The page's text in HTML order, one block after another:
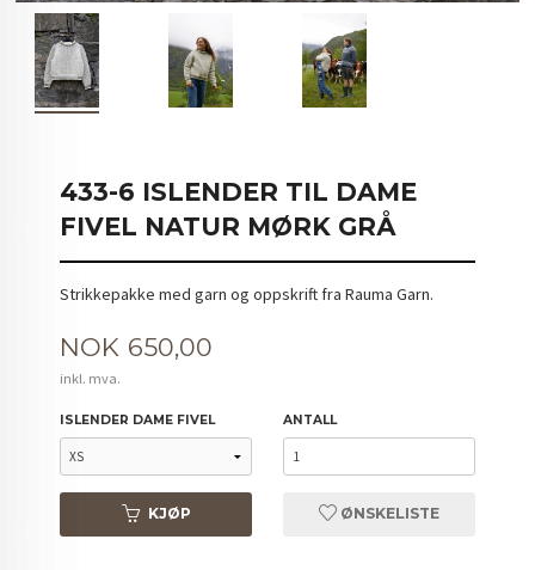
433-6 ISLENDER TIL DAME
FIVEL NATUR MØRK GRÅ
Strikkepakke med garn og oppskrift fra Rauma Garn.
Pris
NOK 650,00
inkl. mva.
ISLENDER DAME FIVEL ANTALL
KJØP ØNSKELISTE